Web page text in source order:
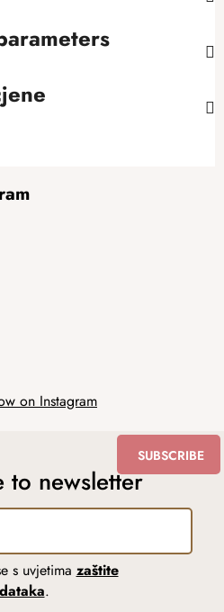
on Instagram
to newsletter
s uvjetima zaštite
.
SUBSCRIBE